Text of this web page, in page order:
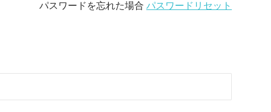
パスワードを忘れた場合パスワードリセット